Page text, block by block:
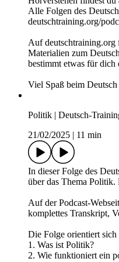
Sport | Deutsch-
26/02/2025 | 14 min
In dieser Folge des
über das Thema Sport.
Auf der Podcast-
komplettes Transkript,
Die Folge orientiert sich
Was ist Sport?
Welche Sportarten gibt